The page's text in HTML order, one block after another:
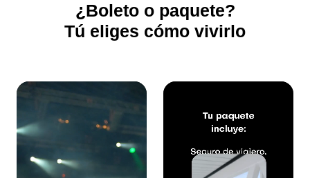
¿Boleto o paquete?
Tú eliges cómo vivirlo